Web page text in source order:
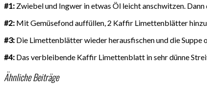
#1: Zwiebel und Ingwer in etwas Öl leicht anschwitzen.
#2: Mit Gemüsefond auffüllen, 2 Kaffir Limettenblätter
#3: Die Limettenblätter wieder herausfischen und die
#4: Das verbleibende Kaffir Limettenblatt in sehr dünne
Ähnliche Beiträge